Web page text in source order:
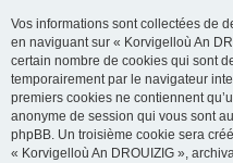
Vos informations sont collectées de
en naviguant sur « Korvigelloù An
certain nombre de cookies qui sont
temporairement par le navigateur
premiers cookies ne contiennent
anonyme de session qui vous sont
phpBB. Un troisième cookie sera
« Korvigelloù An DROUIZIG »,